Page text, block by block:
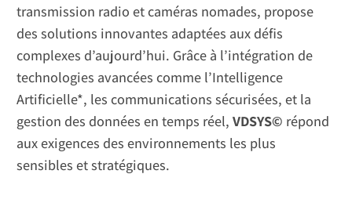
transmission radio et caméras nomades, propose
des solutions innovantes adaptées aux défis
complexes d’aujourd’hui. Grâce à l’intégration de
technologies avancées comme l’Intelligence
Artificielle*, les communications sécurisées, et la
gestion des données en temps réel,VDSYS© répond
aux exigences des environnements les plus
sensibles et stratégiques.